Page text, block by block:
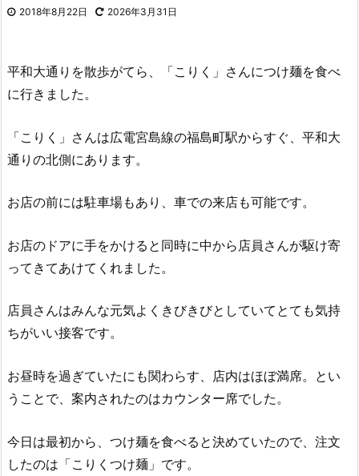
2018年8月22日 2026年3月31日
平和大通りを散歩がてら、「こりく」さんにつけ麺を食べ
に行きました。
「こりく」さんは広電宮島線の福島町駅からすぐ、平和大
通りの北側にあります。
お店の前には駐車場もあり、車での来店も可能です。
お店のドアに手をかけると同時に中から店員さんが駆け寄
ってきてあけてくれました。
店員さんはみんな元気よくきびきびとしていてとても気持
ちがいい接客です。
お昼時を過ぎていたにも関わらす、店内はほぼ満席。とい
うことで、案内されたのはカウンター席でした。
今日は最初から、つけ麺を食べると決めていたので、注文
したのは「こりくつけ麺」です。